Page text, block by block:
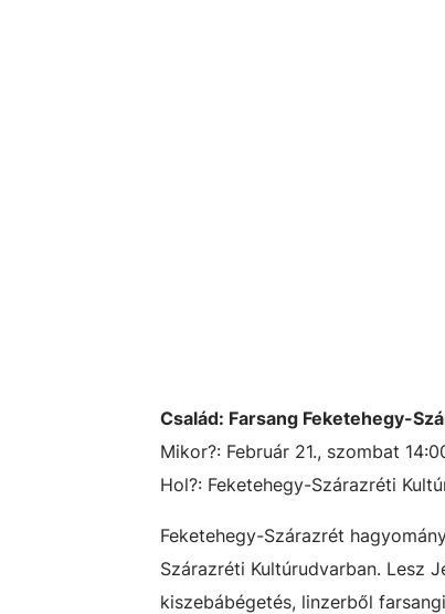
Család: Farsang Feketehegy-
Mikor?: Február 21., szombat
Hol?: Feketehegy-Szárazréti
Feketehegy-Szárazrét
Szárazréti Kultúrudvarban. Lesz
kiszebábégetés, linzerből